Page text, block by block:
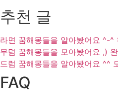
추천 글
라면 꿈해몽들을 알아봤어요 ^-^
무덤 꿈해몽들을 모아봤어요 ,)
드럼 꿈해몽들을 알아봤어요 ^^
FAQ